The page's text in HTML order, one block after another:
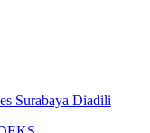
Surabaya Diadili